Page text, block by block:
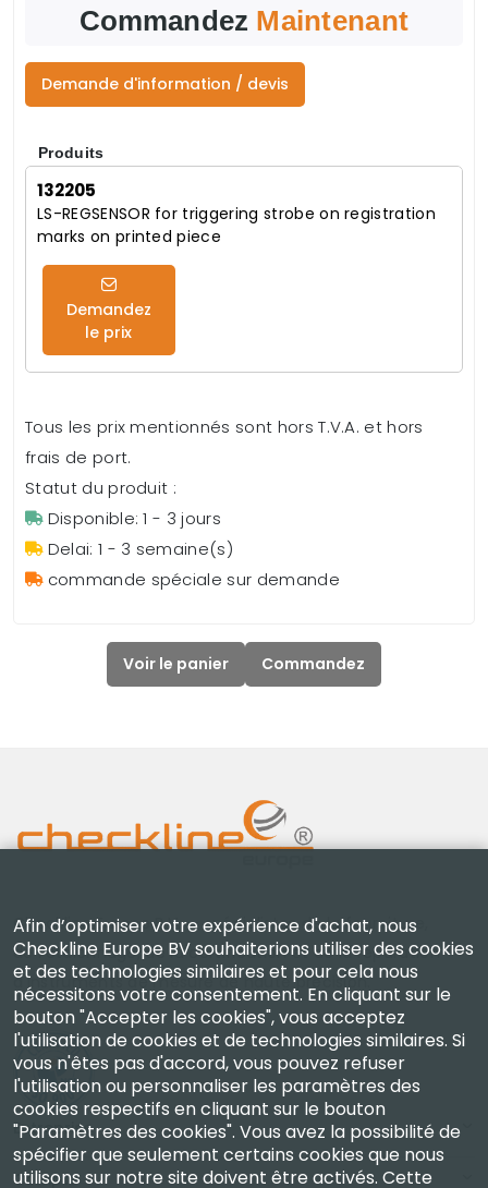
Commandez Maintenant
Demande d'information / devis
Produits
132205
LS-REGSENSOR for triggering strobe on registration
marks on printed piece
Demandez
le prix
Tous les prix mentionnés sont hors T.V.A. et hors
frais de port.
Statut du produit :
Disponible: 1 - 3 jours
Delai: 1 - 3 semaine(s)
commande spéciale sur demande
Voir le panier Commandez
Checkline Europe B.V. — spécialistes de la fourniture,
de l'étalonnage, de la certification et de la réparation
d'instruments de mesure de haute précision.
Entreprise
Compte
Afin d’optimiser votre expérience d'achat, nous
Checkline Europe BV souhaiterions utiliser des cookies
et des technologies similaires et pour cela nous
nécessitons votre consentement. En cliquant sur le
bouton "Accepter les cookies", vous acceptez
l'utilisation de cookies et de technologies similaires. Si
vous n'êtes pas d'accord, vous pouvez refuser
l'utilisation ou personnaliser les paramètres des
cookies respectifs en cliquant sur le bouton
"Paramètres des cookies". Vous avez la possibilité de
spécifier que seulement certains cookies que nous
utilisons sur notre site doivent être activés. Cette